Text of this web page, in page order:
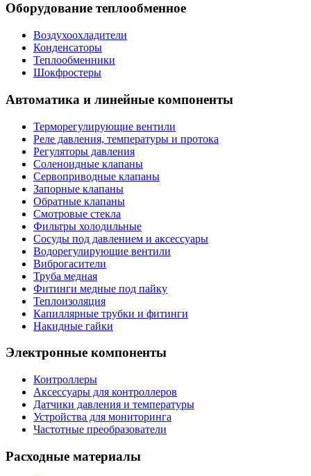
Оборудование теплообменное
Воздухоохладители
Конденсаторы
Теплообменники
Шокфростеры
Автоматика и линейные компоненты
Терморегулирующие вентили
Реле давления, температуры и протока
Регуляторы давления
Соленоидные клапаны
Сервоприводные клапаны
Запорные клапаны
Обратные клапаны
Смотровые стекла
Фильтры холодильные
Сосуды под давлением и аксессуары
Водорегулирующие вентили
Виброгасители
Труба медная
Фитинги медные под пайку
Теплоизоляция
Капиллярные трубки и фитинги
Накидные гайки
Электронные компоненты
Контроллеры
Аксессуары для контроллеров
Датчики давления и температуры
Устройства для мониторинга
Частотные преобразователи
Расходные материалы